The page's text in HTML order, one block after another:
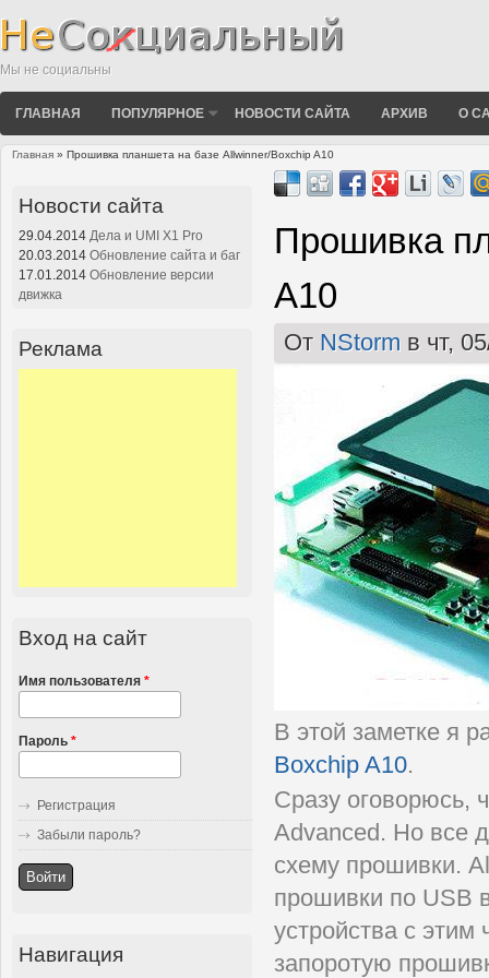
Мы не социальны
ГЛАВНАЯ ПОПУЛЯРНОЕ НОВОСТИ САЙТА АРХИВ О
Главная » Прошивка планшета на базе Allwinner/Boxchip A10
Прошивка
A10
От NStorm в чт,
В этой заметке я
Boxchip A10.
Сразу оговорюсь,
Advanced. Но все
схему прошивки.
прошивки по USB
устройства с
запоротую
Новости сайта
29.04.2014 Дела и UMI X1 Pro
20.03.2014 Обновление сайта и баг
17.01.2014 Обновление версии
движка
Реклама
Вход на сайт
Имя пользователя *
Пароль *
Регистрация
Забыли пароль?
Навигация